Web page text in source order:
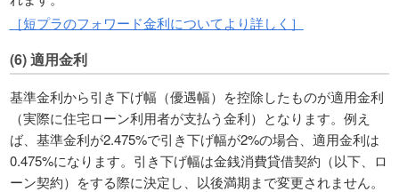
［短プラのフォワード金利についてより詳しく］
(6) 適用金利
基準金利から引き下げ幅（優遇幅）を控除したものが適用金利
（実際に住宅ローン利用者が支払う金利）となります。例え
ば、基準金利が2.475%で引き下げ幅が2%の場合、適用金利は
0.475%になります。引き下げ幅は金銭消費貸借契約（以下、ロ
ーン契約）をする際に決定し、以後満期まで変更されません。